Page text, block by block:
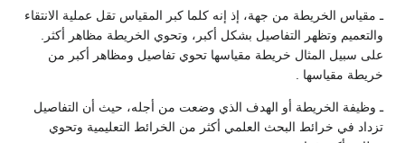
الخريطة من جهة، إذ إنه كلما كبر المقياس تقل عملية الانتقاء
وتظهر التفاصيل بشكل أكبر، وتحوي الخريطة مظاهر أكثر.
سبيل المثال خريطة مقياسها تحوي تفاصيل ومظاهر أكبر من
مقياسها .
الخريطة أو الهدف الذي وضعت من أجله، حيث أن التفاصيل
في خرائط البحث العلمي أكثر من الخرائط التعليمية وتحوي